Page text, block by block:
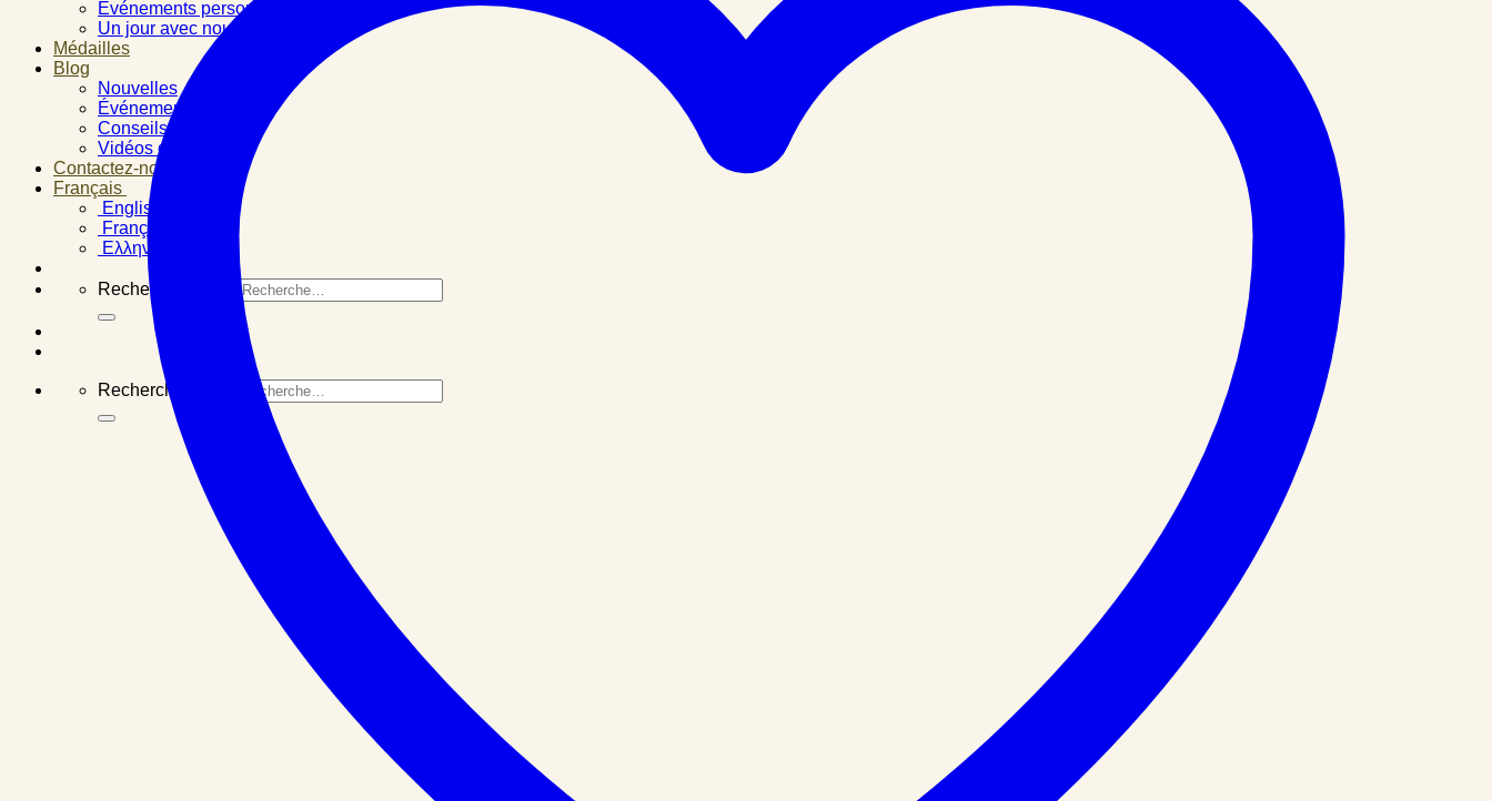
Événements personnels
Un jour avec nous
Médailles
Blog
Nouvelles
Événements
Conseils santé
Vidéos d’expertise
Contactez-nous
Français
English
Français
Ελληνικά
Recherche pour :
Recherche pour :